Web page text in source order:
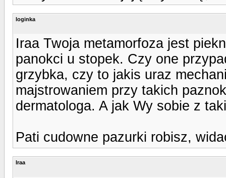
loginka
Iraa Twoja metamorfoza jest
panokci u stopek. Czy one
grzybka, czy to jakis uraz
majstrowaniem przy takich
dermatologa. A jak Wy sobie z
Pati cudowne pazurki robisz,
Iraa